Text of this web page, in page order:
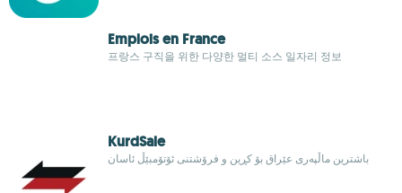
Emplois en France
프랑스 구직을 위한 다양한 멀티 소스 일자리 정보
KurdSale
باشترین ماڵپەری عێراق بۆ کڕین و فرۆشتنی ئۆتۆمبێڵ ئاسان